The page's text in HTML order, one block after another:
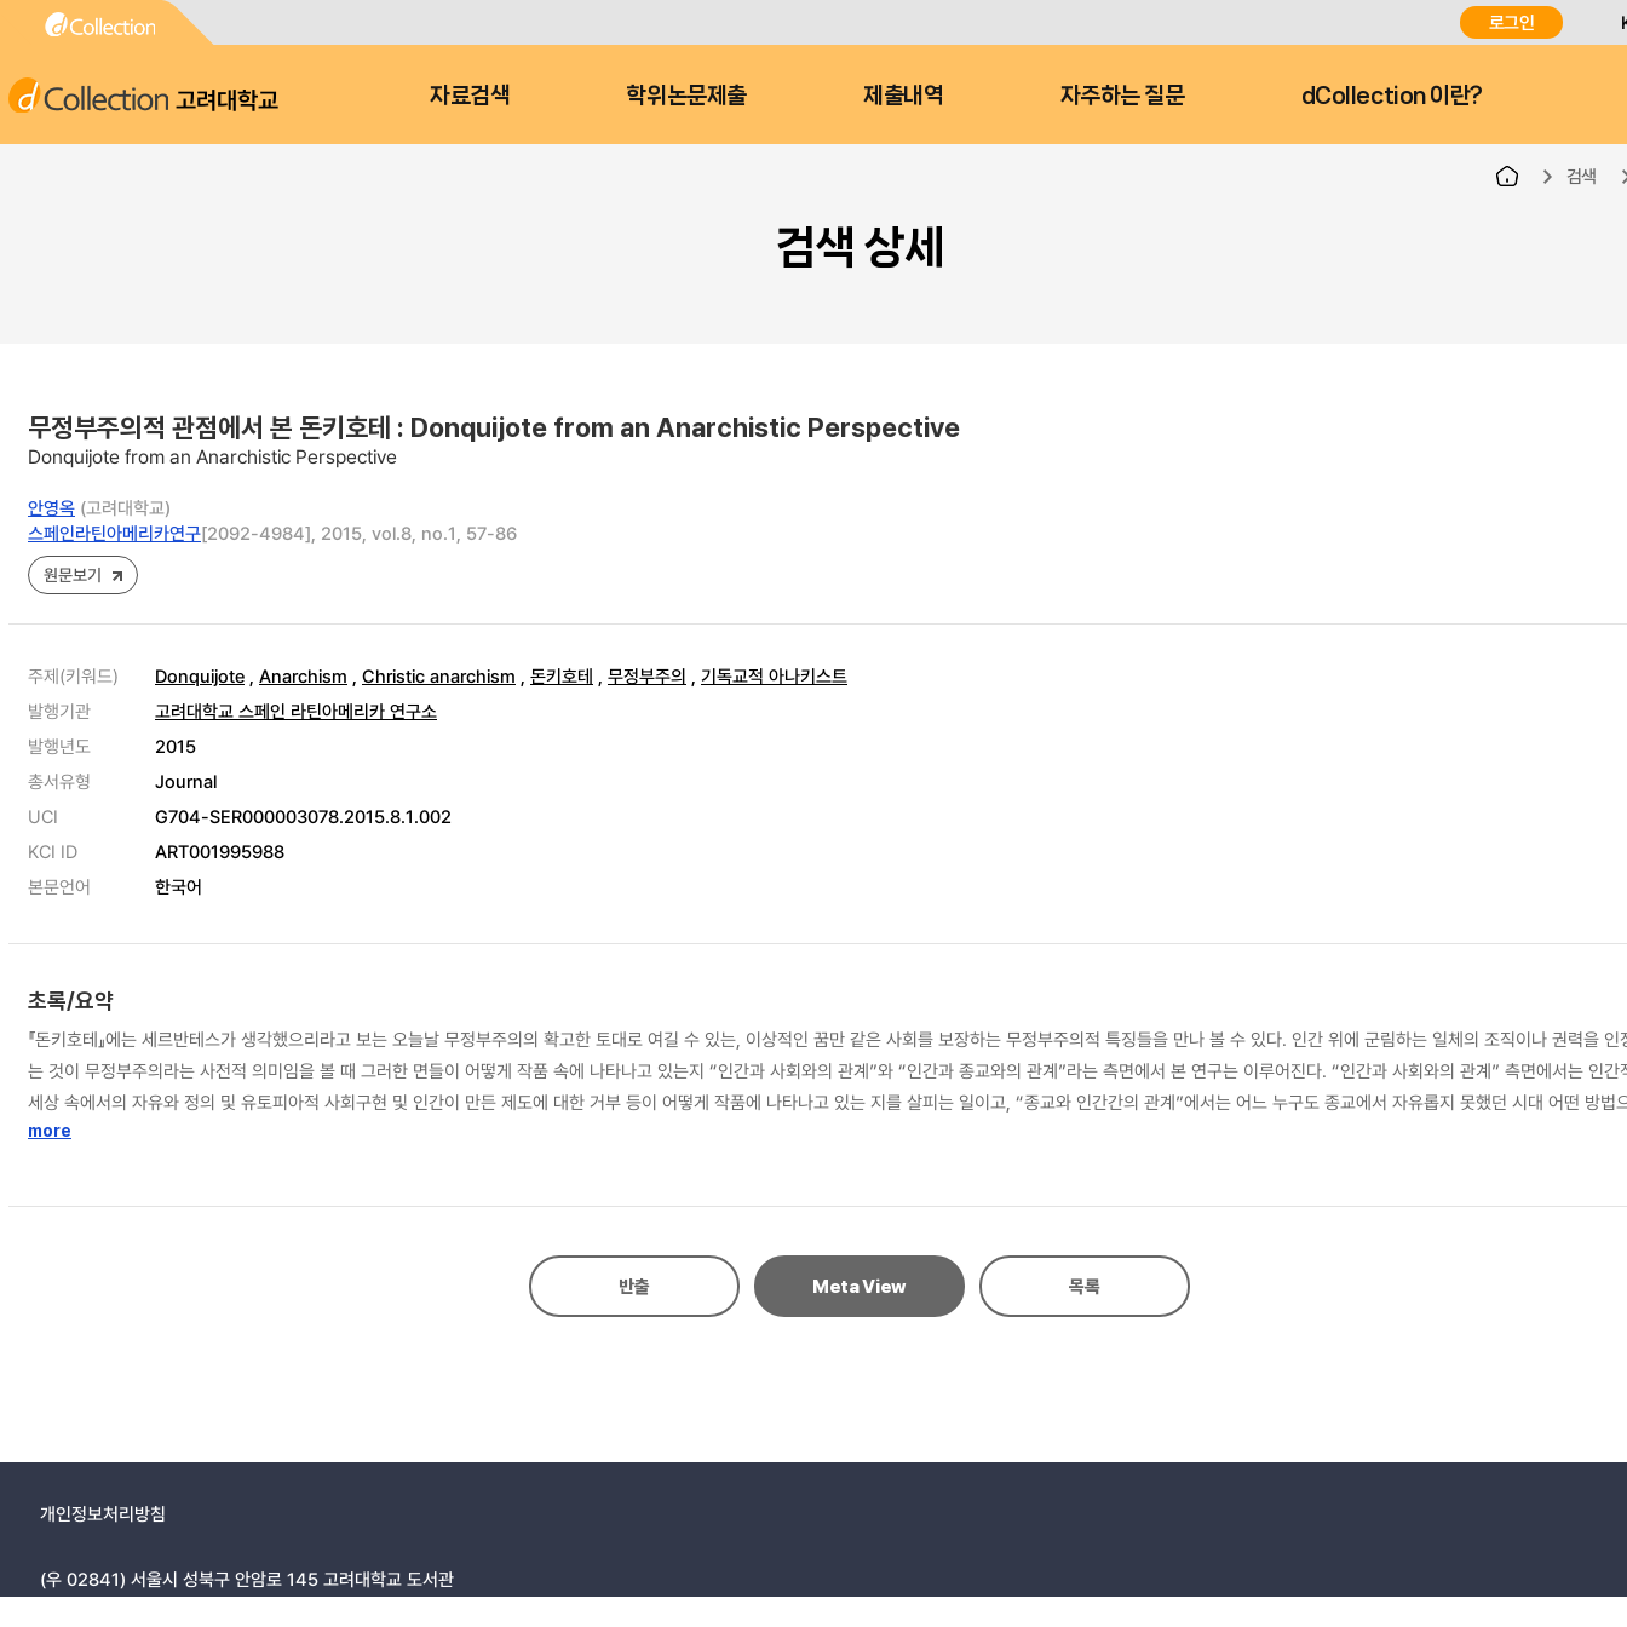
로그인
고려대학교 자료검색 학위논문제출 제출내역 자주하는 질문 dCollection 이란?
검색
검색 상세
무정부주의적 관점에서 본 돈키호테 : Donquijote from an Anarchistic Perspective
Donquijote from an Anarchistic Perspective
안영옥 (고려대학교)
스페인라틴아메리카연구[2092-4984], 2015, vol.8, no.1, 57-86
원문보기
주제(키워드) Donquijote , Anarchism , Christic anarchism , 돈키호테 , 무정부주의 , 기독교적 아나키스트
발행기관
고려대학교 스페인 라틴아메리카 연구소
발행년도
2015
총서유형
Journal
UCI
G704-SER000003078.2015.8.1.002
KCI ID
ART001995988
본문언어
한국어
초록/요약
『돈키호테』에는 세르반테스가 생각했으리라고 보는 오늘날 무정부주의의 확고한 토대로 여길 수 있는, 이상적인 꿈만 같은 사회를 보장하는 무정부주의적 특징들을 만나 볼 수 있다. 인간 위에 군림하는 일체의 조직이나 권력을 인
는 것이 무정부주의라는 사전적 의미임을 볼 때 그러한 면들이 어떻게 작품 속에 나타나고 있는지 “인간과 사회와의 관계”와 “인간과 종교와의 관계”라는 측면에서 본 연구는 이루어진다. “인간과 사회와의 관계” 측면에서는 인간
세상 속에서의 자유와 정의 및 유토피아적 사회구현 및 인간이 만든 제도에 대한 거부 등이 어떻게 작품에 나타나고 있는 지를 살피는 일이고, “종교와 인간간의 관계”에서는 어느 누구도 종교에서 자유롭지 못했던 시대 어떤 방법
를 무정부주의적 관점으로 투사하고 있는지 살피는 일이다. 이를 위해 역사 속에서 나타난 무정부주의의 흔적과 특징을 살피고, 무정부주의적 돈키호테 사상이 작품에서 어떤 결론에 이르렀으며, 실제로 후대에 미친 영향은 무엇인
more
반출 Meta View 목록
개인정보처리방침
(우 02841) 서울시 성북구 안암로 145 고려대학교 도서관